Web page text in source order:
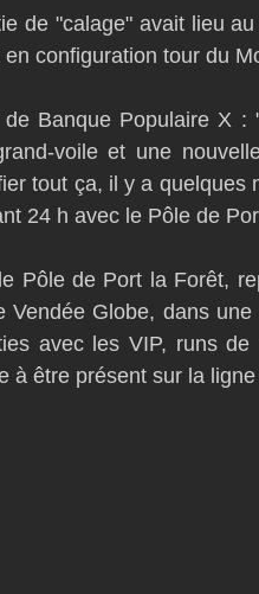
de "calage" avait lieu
configuration tour du
Banque Populaire X
voile et une
tout ça, il y a quelques
24 h avec le Pôle de
Pôle de Port la Forêt,
Vendée Globe, dans
avec les VIP, runs
à être présent sur la